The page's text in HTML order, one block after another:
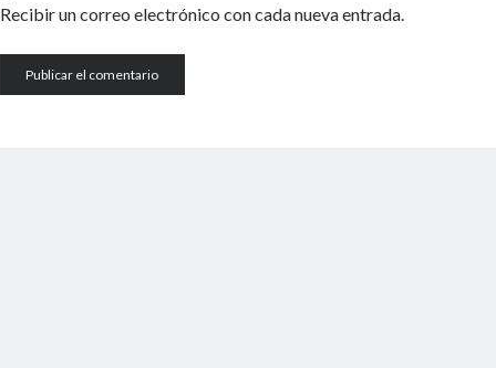
Recibir un correo electrónico con cada nueva entrada.